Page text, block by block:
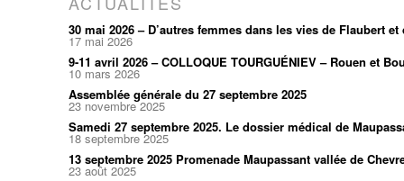
30 mai 2026 – D’autres femmes dans les vies de Flaubert et
17 mai 2026
9-11 avril 2026 – COLLOQUE TOURGUÉNIEV – Rouen et
10 mars 2026
Assemblée générale du 27 septembre 2025
23 novembre 2025
Samedi 27 septembre 2025. Le dossier médical de
18 septembre 2025
13 septembre 2025 Promenade Maupassant vallée de
23 août 2025